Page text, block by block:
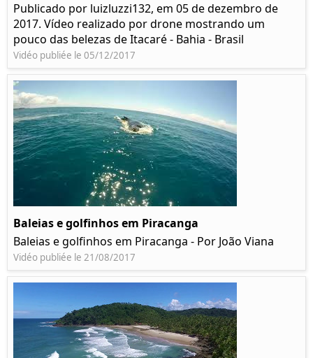
Publicado por luizluzzi132, em 05 de dezembro de
2017. Vídeo realizado por drone mostrando um
pouco das belezas de Itacaré - Bahia - Brasil
Vidéo publiée le 05/12/2017
Baleias e golfinhos em Piracanga
Baleias e golfinhos em Piracanga - Por João Viana
Vidéo publiée le 21/08/2017